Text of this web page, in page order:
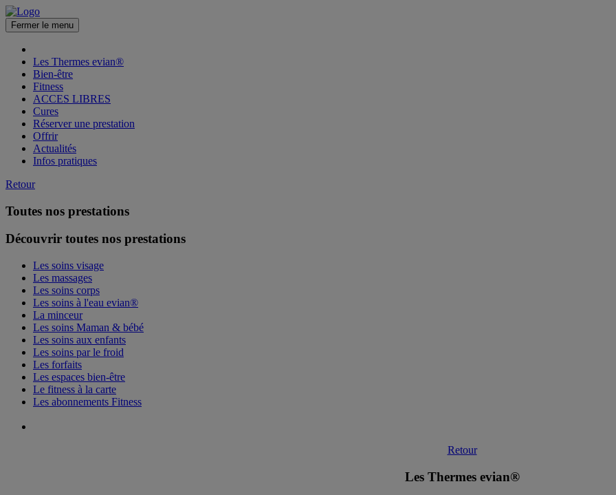
Fermer le menu
Les Thermes evian®
Bien-être
Fitness
ACCES LIBRES
Cures
Réserver une prestation
Offrir
Actualités
Infos pratiques
Retour
Toutes nos prestations
Découvrir toutes nos prestations
Les soins visage
Les massages
Les soins corps
Les soins à l'eau evian®
La minceur
Les soins Maman & bébé
Les soins aux enfants
Les soins par le froid
Les forfaits
Les espaces bien-être
Le fitness à la carte
Les abonnements Fitness
Retour
Les Thermes evian®